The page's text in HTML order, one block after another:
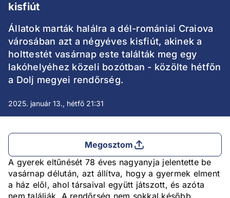
kisfiút
Állatok marták halálra a dél-romániai Craiova
városában azt a négyéves kisfiút, akinek a
holttestét vasárnap este találták meg egy
lakóhelyéhez közeli bozótban - közölte hétfőn
a Dolj megyei rendőrség.
2025. január 13., hétfő 21:31
Megosztom
A gyerek eltűnését 78 éves nagyanyja jelentette be
vasárnap délután, azt állítva, hogy a gyermek elment
a ház elől, ahol társaival együtt játszott, és azóta